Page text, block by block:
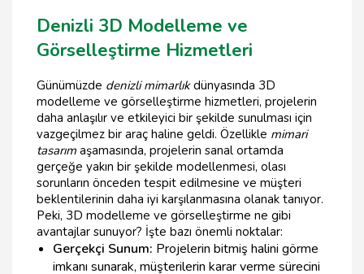
Denizli 3D Modelleme ve
Görselleştirme Hizmetleri
Günümüzde denizli mimarlıkdünyasında 3D
modelleme ve görselleştirme hizmetleri, projelerin
daha anlaşılır ve etkileyici bir şekilde sunulması için
vazgeçilmez bir araç haline geldi. Özellikle mimari
tasarım aşamasında, projelerin sanal ortamda
gerçeğe yakın bir şekilde modellenmesi, olası
sorunların önceden tespit edilmesine ve müşteri
beklentilerinin daha iyi karşılanmasına olanak tanıyor.
Peki, 3D modelleme ve görselleştirme ne gibi
avantajlar sunuyor? İşte bazı önemli noktalar:
Gerçekçi Sunum: Projelerin bitmiş halini görme
imkanı sunarak, müşterilerin karar verme sürecini